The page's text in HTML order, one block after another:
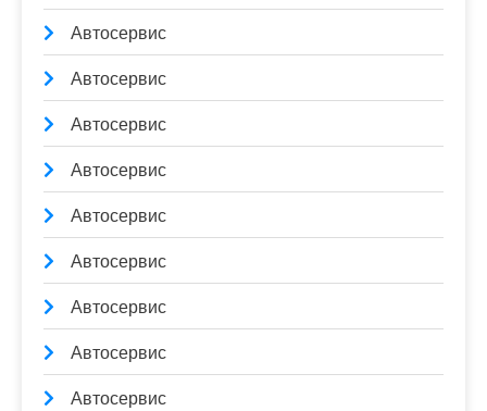
Автосервис
Автосервис
Автосервис
Автосервис
Автосервис
Автосервис
Автосервис
Автосервис
Автосервис